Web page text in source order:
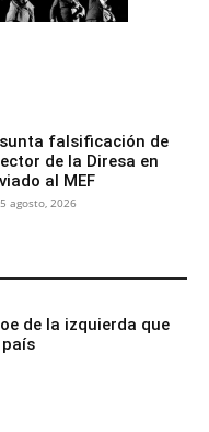
falsificación de
de la Diresa en
al MEF
5 agosto, 2026
de la izquierda que